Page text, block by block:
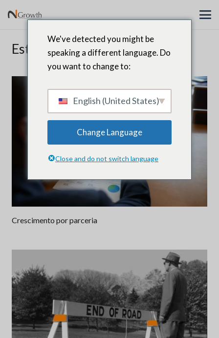
Estratégia
Crescimento por parceria
We've detected you might be
speaking a different language. Do
you want to change to:
English (United States)
Change Language
Close and do not switch language